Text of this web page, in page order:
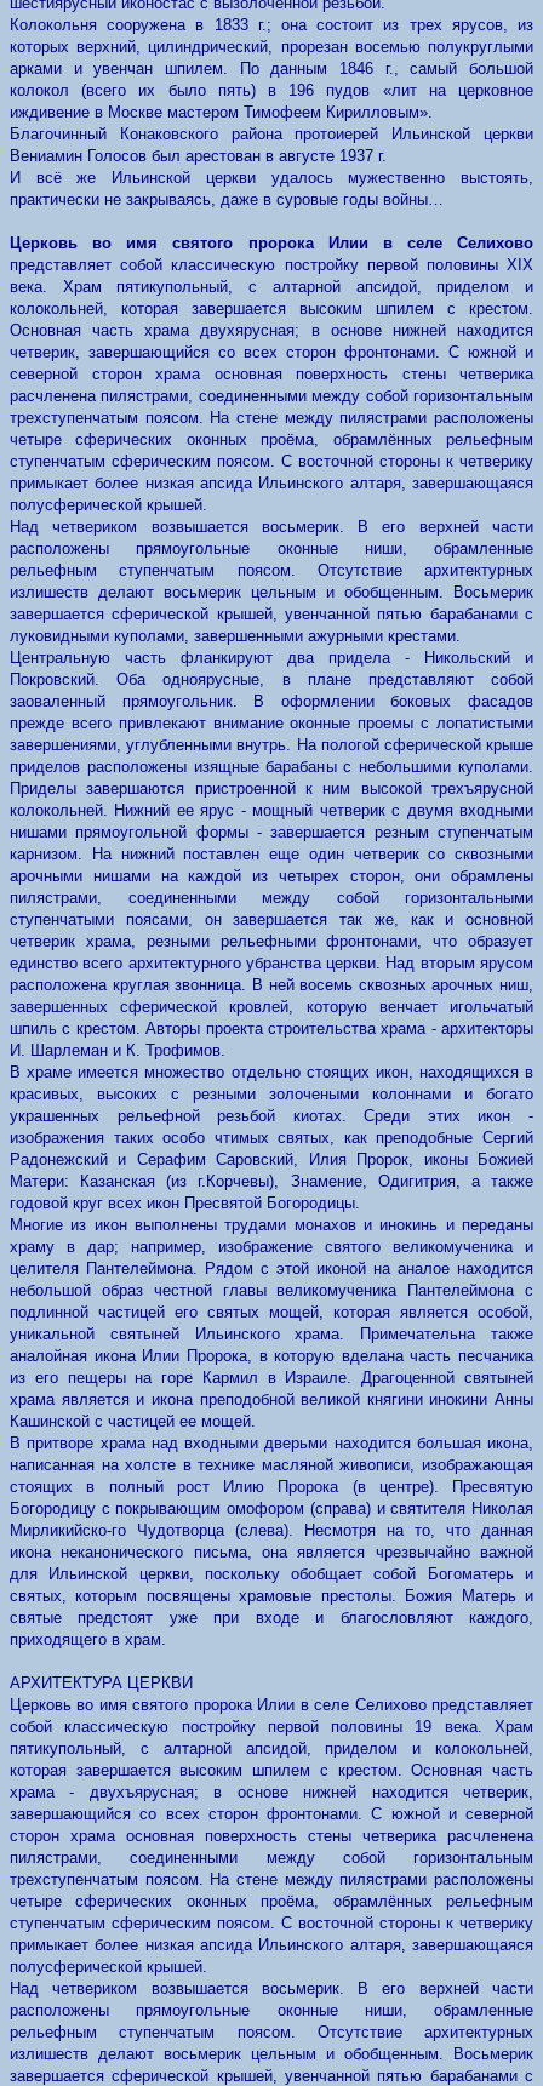
Колокольня сооружена в 1833 г.; она состоит из трех ярусов, из
которых верхний, цилиндрический, прорезан восемью полукруглыми
арками и увенчан шпилем. По данным 1846 г., самый большой
колокол (всего их было пять) в 196 пудов «лит на церковное
иждивение в Москве мастером Тимофеем Кирилловым».
Благочинный Конаковского района протоиерей Ильинской церкви
Вениамин Голосов был арестован в августе 1937 г.
И всё же Ильинской церкви удалось мужественно выстоять,
практически не закрываясь, даже в суровые годы войны…
Церковь во имя святого пророка Илии в селе Селихово
представляет собой классическую постройку первой половины XIX
века. Храм пятикупольный, с алтарной апсидой, приделом и
колокольней, которая завершается высоким шпилем с крестом.
Основная часть храма двухярусная; в основе нижней находится
четверик, завершающийся со всех сторон фронтонами. С южной и
северной сторон храма основная поверхность стены четверика
расчленена пилястрами, соединенными между собой горизонтальным
трехступенчатым поясом. На стене между пилястрами расположены
четыре сферических оконных проёма, обрамлённых рельефным
ступенчатым сферическим поясом. С восточной стороны к четверику
примыкает более низкая апсида Ильинского алтаря, завершающаяся
полусферической крышей.
Над четвериком возвышается восьмерик. В его верхней части
расположены прямоугольные оконные ниши, обрамленные
рельефным ступенчатым поясом. Отсутствие архитектурных
излишеств делают восьмерик цельным и обобщенным. Восьмерик
завершается сферической крышей, увенчанной пятью барабанами с
луковидными куполами, завершенными ажурными крестами.
Центральную часть фланкируют два придела - Никольский и
Покровский. Оба одноярусные, в плане представляют собой
заоваленный прямоугольник. В оформлении боковых фасадов
прежде всего привлекают внимание оконные проемы с лопатистыми
завершениями, углубленными внутрь. На пологой сферической крыше
приделов расположены изящные барабаны с небольшими куполами.
Приделы завершаются пристроенной к ним высокой трехъярусной
колокольней. Нижний ее ярус - мощный четверик с двумя входными
нишами прямоугольной формы - завершается резным ступенчатым
карнизом. На нижний поставлен еще один четверик со сквозными
арочными нишами на каждой из четырех сторон, они обрамлены
пилястрами, соединенными между собой горизонтальными
ступенчатыми поясами, он завершается так же, как и основной
четверик храма, резными рельефными фронтонами, что образует
единство всего архитектурного убранства церкви. Над вторым ярусом
расположена круглая звонница. В ней восемь сквозных арочных ниш,
завершенных сферической кровлей, которую венчает игольчатый
шпиль с крестом. Авторы проекта строительства храма - архитекторы
И. Шарлеман и К. Трофимов.
В храме имеется множество отдельно стоящих икон, находящихся в
красивых, высоких с резными золочеными колоннами и богато
украшенных рельефной резьбой киотах. Среди этих икон -
изображения таких особо чтимых святых, как преподобные Сергий
Радонежский и Серафим Саровский, Илия Пророк, иконы Божией
Матери: Казанская (из г.Корчевы), Знамение, Одигитрия, а также
годовой круг всех икон Пресвятой Богородицы.
Многие из икон выполнены трудами монахов и инокинь и переданы
храму в дар; например, изображение святого великомученика и
целителя Пантелеймона. Рядом с этой иконой на аналое находится
небольшой образ честной главы великомученика Пантелеймона с
подлинной частицей его святых мощей, которая является особой,
уникальной святыней Ильинского храма. Примечательна также
аналойная икона Илии Пророка, в которую вделана часть песчаника
из его пещеры на горе Кармил в Израиле. Драгоценной святыней
храма является и икона преподобной великой княгини инокини Анны
Кашинской с частицей ее мощей.
В притворе храма над входными дверьми находится большая икона,
написанная на холсте в технике масляной живописи, изображающая
стоящих в полный рост Илию Пророка (в центре). Пресвятую
Богородицу с покрывающим омофором (справа) и святителя Николая
Мирликийско-го Чудотворца (слева). Несмотря на то, что данная
икона неканонического письма, она является чрезвычайно важной
для Ильинской церкви, поскольку обобщает собой Богоматерь и
святых, которым посвящены храмовые престолы. Божия Матерь и
святые предстоят уже при входе и благословляют каждого,
приходящего в храм.
АРХИТЕКТУРА ЦЕРКВИ
Церковь во имя святого пророка Илии в селе Селихово представляет
собой классическую постройку первой половины 19 века. Храм
пятикупольный, с алтарной апсидой, приделом и колокольней,
которая завершается высоким шпилем с крестом. Основная часть
храма - двухъярусная; в основе нижней находится четверик,
завершающийся со всех сторон фронтонами. С южной и северной
сторон храма основная поверхность стены четверика расчленена
пилястрами, соединенными между собой горизонтальным
трехступенчатым поясом. На стене между пилястрами расположены
четыре сферических оконных проёма, обрамлённых рельефным
ступенчатым сферическим поясом. С восточной стороны к четверику
примыкает более низкая апсида Ильинского алтаря, завершающаяся
полусферической крышей.
Над четвериком возвышается восьмерик. В его верхней части
расположены прямоугольные оконные ниши, обрамленные
рельефным ступенчатым поясом. Отсутствие архитектурных
излишеств делают восьмерик цельным и обобщенным. Восьмерик
завершается сферической крышей, увенчанной пятью барабанами с